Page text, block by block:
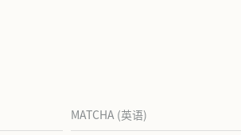
MATCHA (英语)